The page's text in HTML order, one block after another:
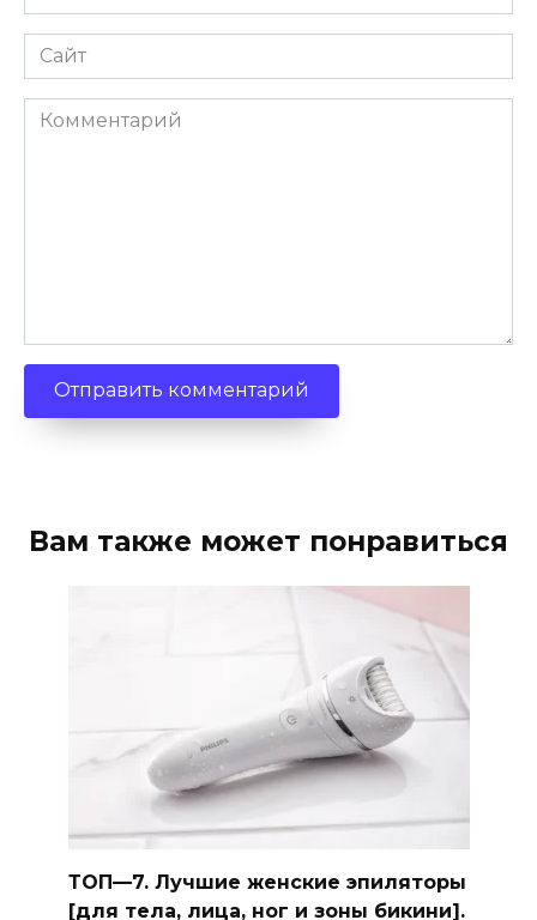
Сайт
Комментарий
Вам также может понравиться
ТОП—7. Лучшие женские эпиляторы
[для тела, лица, ног и зоны бикини].